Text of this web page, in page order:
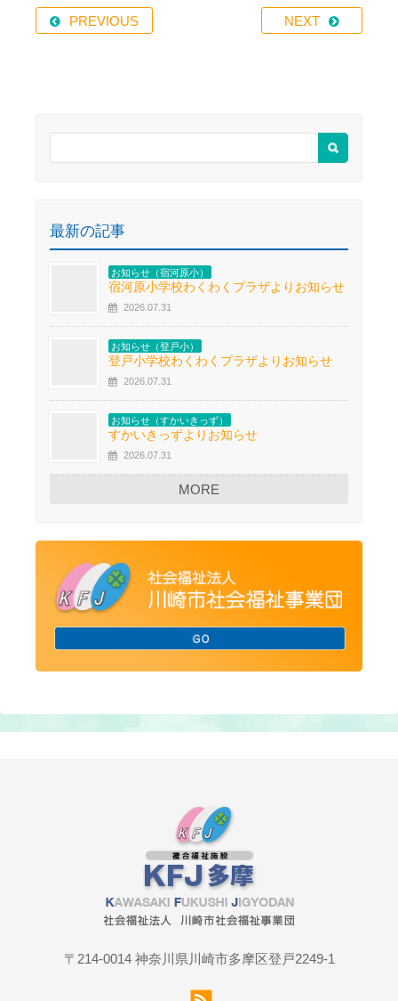
PREVIOUS NEXT
最新の記事
お知らせ（宿河原小）
宿河原小学校わくわくプラザよりお知らせ
2026.07.31
お知らせ（登戸小）
登戸小学校わくわくプラザよりお知らせ
2026.07.31
お知らせ（すかいきっず）
すかいきっずよりお知らせ
2026.07.31
MORE
〒214-0014 神奈川県川崎市多摩区登戸2249-1